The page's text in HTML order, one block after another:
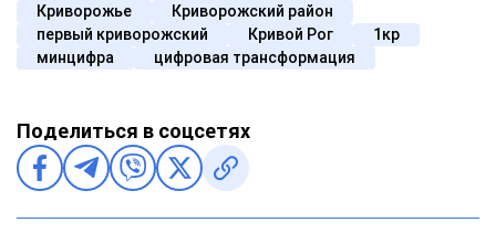
Криворожье
Криворожский район
первый криворожский
Кривой Рог
1кр
минцифра
цифровая трансформация
Поделиться в соцсетях